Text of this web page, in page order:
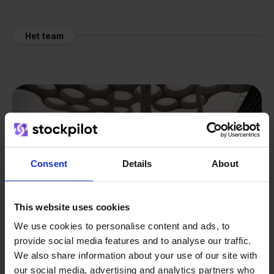
Consent Details About
This website uses cookies
We use cookies to personalise content and ads, to
provide social media features and to analyse our traffic.
We also share information about your use of our site with
our social media, advertising and analytics partners who
Het team